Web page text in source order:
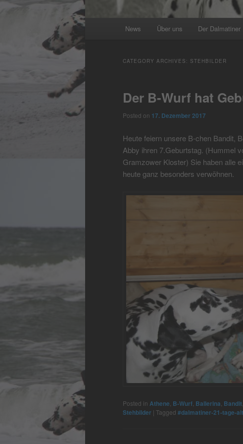
News Über uns Der Dalmatiner
CATEGORY ARCHIVES: STEHBILDER
Der B-Wurf hat
Posted on 17. Dezember 2017
Heute feiern unsere B-chen Bandit,
Abby ihren 7.Geburtstag. (Hummel
Gramzower Kloster) Sie haben alle
heute ganz besonders verwöhnen.
Posted in Athene B-Wurf Ballerina Bandit
Stehbilder | Tagged #dalmatiner-21-tage-alt